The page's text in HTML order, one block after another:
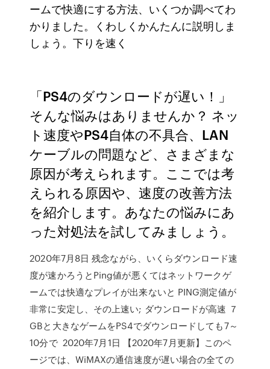
ームで快適にする方法、いくつか調べてわ
かりました。くわしくかんたんに説明しま
しょう。下りを速く
「PS4のダウンロードが遅い！」
そんな悩みはありませんか？ ネッ
ト速度やPS4自体の不具合、LAN
ケーブルの問題など、さまざまな
原因が考えられます。ここでは考
えられる原因や、速度の改善方法
を紹介します。あなたの悩みにあ
った対処法を試してみましょう。
2020年7月8日 残念ながら、いくらダウンロード速
度が速かろうとPing値が悪くてはネットワークゲ
ームでは快適なプレイが出来ないと PING測定値が
非常に安定し、その上速い; ダウンロードが高速 ７
GBと大きなゲームをPS4でダウンロードしても7～
10分で 2020年7月1日 【2020年7月更新】このペ
ージでは、WiMAXの通信速度が遅い場合の全ての